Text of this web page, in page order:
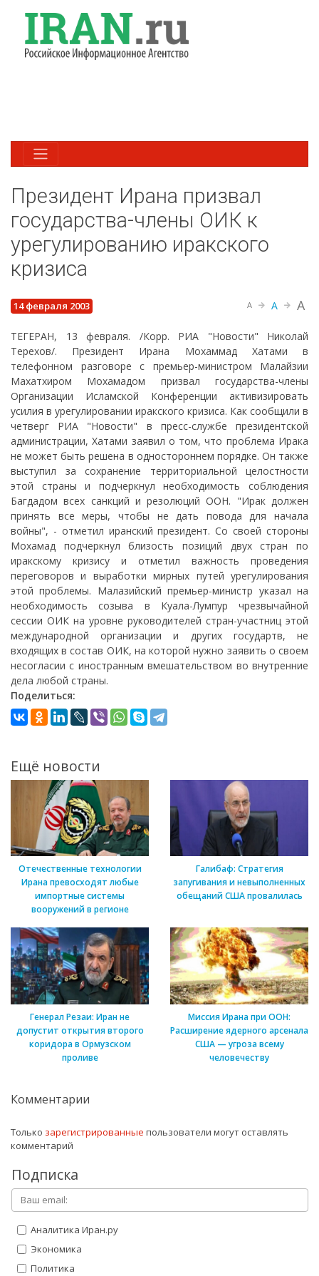
Президент Ирана призвал
государства-члены ОИК к
урегулированию иракского
кризиса
14 февраля 2003 A A A
ТЕГЕРАН, 13 февраля. /Корр. РИА "Новости" Николай
Терехов/. Президент Ирана Мохаммад Хатами в
телефонном разговоре с премьер-министром Малайзии
Махатхиром Мохамадом призвал государства-члены
Организации Исламской Конференции активизировать
усилия в урегулировании иракского кризиса. Как сообщили в
четверг РИА "Новости" в пресс-службе президентской
администрации, Хатами заявил о том, что проблема Ирака
не может быть решена в одностороннем порядке. Он также
выступил за сохранение территориальной целостности
этой страны и подчеркнул необходимость соблюдения
Багдадом всех санкций и резолюций ООН. "Ирак должен
принять все меры, чтобы не дать повода для начала
войны", - отметил иранский президент. Со своей стороны
Мохамад подчеркнул близость позиций двух стран по
иракскому кризису и отметил важность проведения
переговоров и выработки мирных путей урегулирования
этой проблемы. Малазийский премьер-министр указал на
необходимость созыва в Куала-Лумпур чрезвычайной
сессии ОИК на уровне руководителей стран-участниц этой
международной организации и других государтв, не
входящих в состав ОИК, на которой нужно заявить о своем
несогласии с иностранным вмешательством во внутренние
дела любой страны.
Поделиться:
Ещё новости
Отечественные технологии
Ирана превосходят любые
импортные системы
вооружений в регионе
Галибаф: Стратегия
запугивания и невыполненных
обещаний США провалилась
Генерал Резаи: Иран не
допустит открытия второго
коридора в Ормузском
проливе
Миссия Ирана при ООН:
Расширение ядерного арсенала
США — угроза всему
человечеству
Комментарии
Только зарегистрированные пользователи могут оставлять
комментарий
Подписка
Аналитика Иран.ру
Экономика
Политика